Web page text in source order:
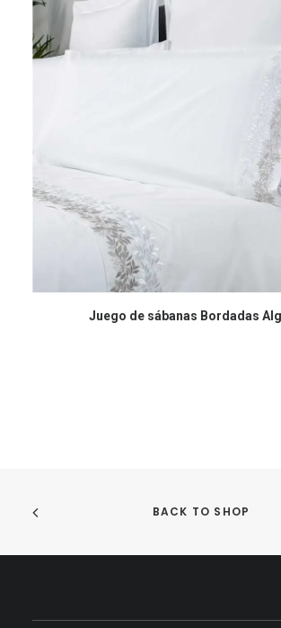
COMPRAR EN AMAZON
Juego de sábanas Bordadas
BACK TO SHOP